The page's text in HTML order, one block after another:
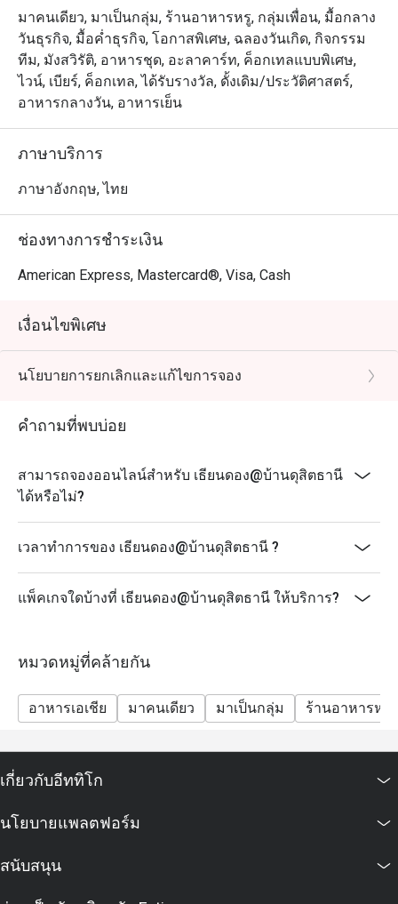
ฮานอยกระทะร้อน และขนมจีนหน้าหมูหรือเนื้อย่าง
มาคนเดียว, มาเป็นกลุ่ม, ร้านอาหารหรู, กลุ่มเพื่อน, มื้อกลาง
วันธุรกิจ, มื้อค่ำธุรกิจ, โอกาสพิเศษ, ฉลองวันเกิด, กิจกรรม
ทีม, มังสวิรัติ, อาหารชุด, อะลาคาร์ท, ค็อกเทลแบบพิเศษ,
ไวน์, เบียร์, ค็อกเทล, ได้รับรางวัล, ดั้งเดิม/ประวัติศาสตร์,
อาหารกลางวัน, อาหารเย็น
ภาษาบริการ
ภาษาอังกฤษ, ไทย
ช่องทางการชำระเงิน
American Express, Mastercard®, Visa, Cash
เงื่อนไขพิเศษ
นโยบายการยกเลิกและแก้ไขการจอง
คำถามที่พบบ่อย
สามารถจองออนไลน์สำหรับ เธียนดอง@บ้านดุสิตธานี
ได้หรือไม่?
เวลาทำการของ เธียนดอง@บ้านดุสิตธานี ?
แพ็คเกจใดบ้างที่ เธียนดอง@บ้านดุสิตธานี ให้บริการ?
หมวดหมู่ที่คล้ายกัน
อาหารเอเชีย มาคนเดียว มาเป็นกลุ่ม ร้านอาหารหรู
เกี่ยวกับอีททิโก
นโยบายแพลตฟอร์ม
สนับสนุน